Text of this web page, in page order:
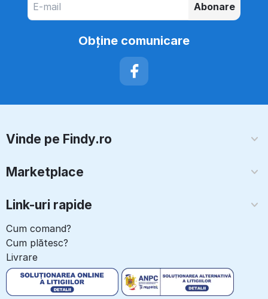
Abonare
Obţine comunicare
Vinde pe Findy.ro
Marketplace
Link-uri rapide
Cum comand?
Cum plătesc?
Livrare